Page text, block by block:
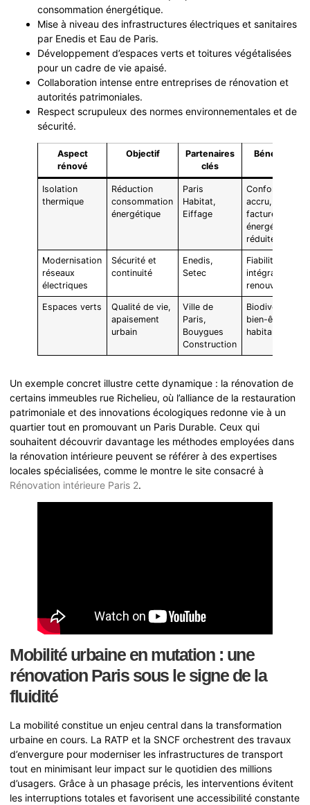
consommation énergétique.
Mise à niveau des infrastructures électriques et sanitaires
par Enedis et Eau de Paris.
Développement d’espaces verts et toitures végétalisées
pour un cadre de vie apaisé.
Collaboration intense entre entreprises de rénovation et
autorités patrimoniales.
Respect scrupuleux des normes environnementales et de
sécurité.
Aspect
rénové
Objectif
Partenaires
clés
Bénéfices
Isolation
thermique
Réduction
consommation
énergétique
Paris
Habitat,
Eiffage
Confort
accru,
facture
énergétique
réduite
Modernisation
réseaux
électriques
Sécurité et
continuité
Enedis,
Setec
Fiabilité et
intégration
renouvelables
Espaces verts
Qualité de vie,
apaisement
urbain
Ville de
Paris,
Bouygues
Construction
Biodiversité,
bien-être des
habitants
Un exemple concret illustre cette dynamique : la rénovation de
certains immeubles rue Richelieu, où l’alliance de la restauration
patrimoniale et des innovations écologiques redonne vie à un
quartier tout en promouvant un Paris Durable. Ceux qui
souhaitent découvrir davantage les méthodes employées dans
la rénovation intérieure peuvent se référer à des expertises
locales spécialisées, comme le montre le site consacré à
Rénovation intérieure Paris 2.
Mobilité urbaine en mutation : une
rénovation Paris sous le signe de la
fluidité
La mobilité constitue un enjeu central dans la transformation
urbaine en cours. La RATP et la SNCF orchestrent des travaux
d’envergure pour moderniser les infrastructures de transport
tout en minimisant leur impact sur le quotidien des millions
d’usagers. Grâce à un phasage précis, les interventions évitent
les interruptions totales et favorisent une accessibilité constante